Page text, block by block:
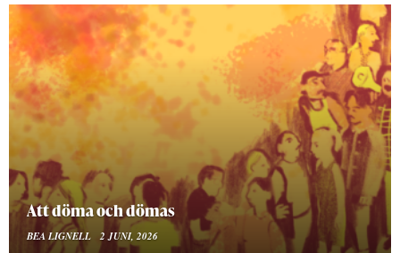
Mellan ånger och ältande
BEA LIGNELL 23 MARS, 2026